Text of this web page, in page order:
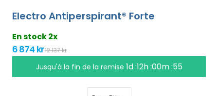
Electro Antiperspirant® Forte
En stock 2x
6 874 kr12 137 kr
Jusqu'à la fin de la remise 1d :12h :00m :55